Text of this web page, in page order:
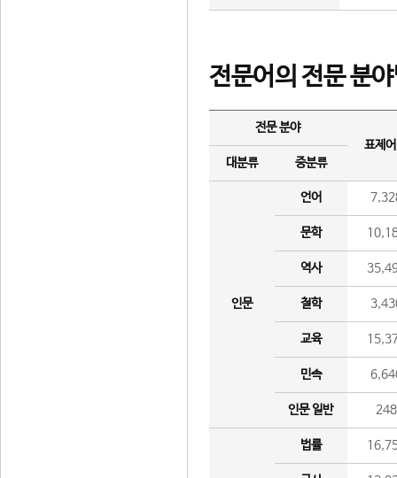
전문어의 전문 분
전문 분야
표제
대분류
중분류
인문
언어
문학
역사
철학
교육
민속
인문 일반 248
법률